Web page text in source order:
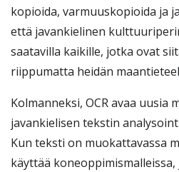
kopioida, varmuuskopioida ja
että javankielinen
saatavilla kaikille, jotka ovat
riippumatta heidän
Kolmanneksi, OCR avaa uusia
javankielisen tekstin
Kun teksti on muokattavassa
käyttää